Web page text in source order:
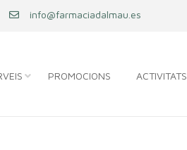
info@farmaciadalmau.es
PROMOCIONS ACTIVITATS